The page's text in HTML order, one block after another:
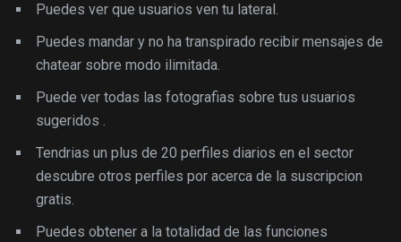
Puedes ver que usuarios ven tu lateral.
Puedes mandar y no ha transpirado recibir mensajes de
chatear sobre modo ilimitada.
Puede ver todas las fotografias sobre tus usuarios
sugeridos .
Tendri­as un plus de 20 perfiles diarios en el sector
descubre otros perfiles por acerca de la suscripcion
gratis.
Puedes obtener a la totalidad de las funciones